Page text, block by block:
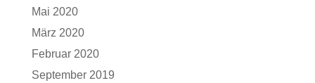
Mai 2020
März 2020
Februar 2020
September 2019